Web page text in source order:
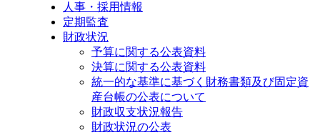
人事・採用情報
定期監査
財政状況
予算に関する公表資料
決算に関する公表資料
統一的な基準に基づく財務書類及び固定資
産台帳の公表について
財政収支状況報告
財政状況の公表